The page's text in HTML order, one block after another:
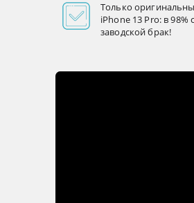
Только
iPhone 13 Pro: в 98%
заводской брак!